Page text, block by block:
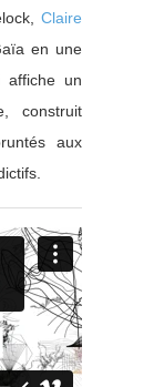
Claire
en une
affiche un
construit
aux